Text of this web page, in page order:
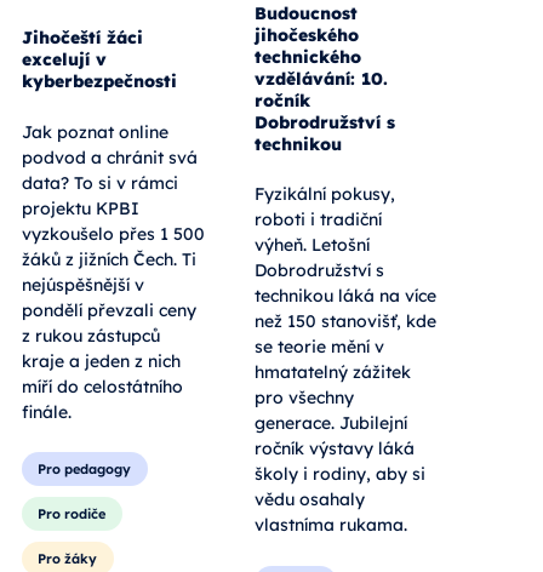
Jihočeští žáci
excelují v
kyberbezpečnosti
Jak poznat online
podvod a chránit svá
data? To si v rámci
projektu KPBI
vyzkoušelo přes 1 500
žáků z jižních Čech. Ti
nejúspěšnější v
pondělí převzali ceny
z rukou zástupců
kraje a jeden z nich
míří do celostátního
finále.
Pro pedagogy
Pro rodiče
Pro žáky
Budoucnost
jihočeského
technického
vzdělávání: 10.
ročník
Dobrodružství s
technikou
Fyzikální pokusy,
roboti i tradiční
výheň. Letošní
Dobrodružství s
technikou láká na více
než 150 stanovišť, kde
se teorie mění v
hmatatelný zážitek
pro všechny
generace. Jubilejní
ročník výstavy láká
školy i rodiny, aby si
vědu osahaly
vlastníma rukama.